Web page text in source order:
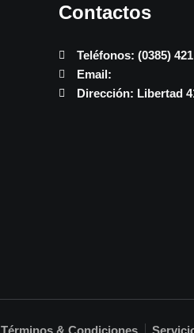
Contactos
Teléfonos: (0385)
Email:
Dirección: Libertad
Términos & Condiciones